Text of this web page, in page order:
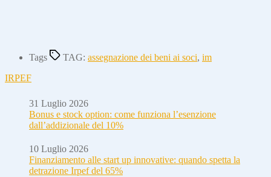
Tags TAG: assegnazione dei beni ai soci, im
IRPEF
31 Luglio 2026
Bonus e stock option: come funziona l’esenzione
dall’addizionale del 10%
10 Luglio 2026
Finanziamento alle start up innovative: quando spetta la
detrazione Irpef del 65%